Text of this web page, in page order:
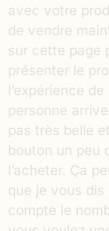
avec votre
de vendre
sur cette page
présenter le
l’expérience
personne
pas très belle
bouton un peu
l’acheter. Ça
que je vous
compte le